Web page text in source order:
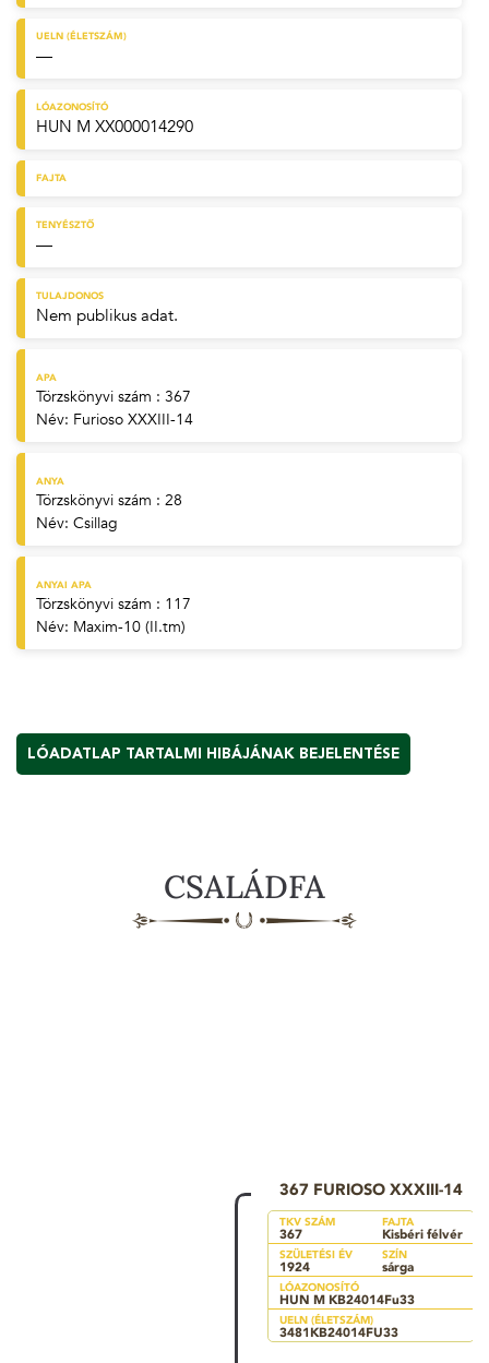
UELN (ÉLETSZÁM)
—
LÓAZONOSÍTÓ
HUN M XX000014290
FAJTA
TENYÉSZTŐ
—
TULAJDONOS
Nem publikus adat.
APA
Törzskönyvi szám : 367
Név: Furioso XXXIII-14
ANYA
Törzskönyvi szám : 28
Név: Csillag
ANYAI APA
Törzskönyvi szám : 117
Név: Maxim-10 (II.tm)
LÓADATLAP TARTALMI HIBÁJÁNAK BEJELENTÉSE
CSALÁDFA
367 FURIOSO XXXIII-14
TKV SZÁM
367
FAJTA
Kisbéri félvér
SZÜLETÉSI ÉV
1924
SZÍN
sárga
LÓAZONOSÍTÓ
HUN M KB24014Fu33
UELN (ÉLETSZÁM)
3481KB24014FU33